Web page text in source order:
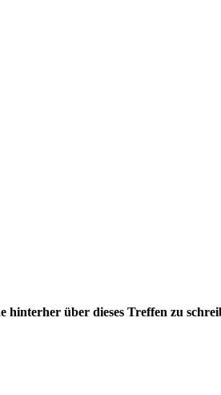
über dieses Treffen zu